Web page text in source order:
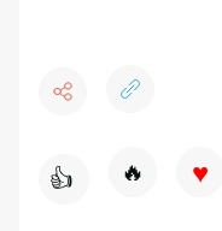
👍 🔥 ♥